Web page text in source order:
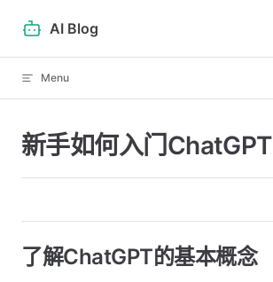
Skip to content
AI Blog
Menu
新手如何入门ChatGPT
了解ChatGPT的基本概念